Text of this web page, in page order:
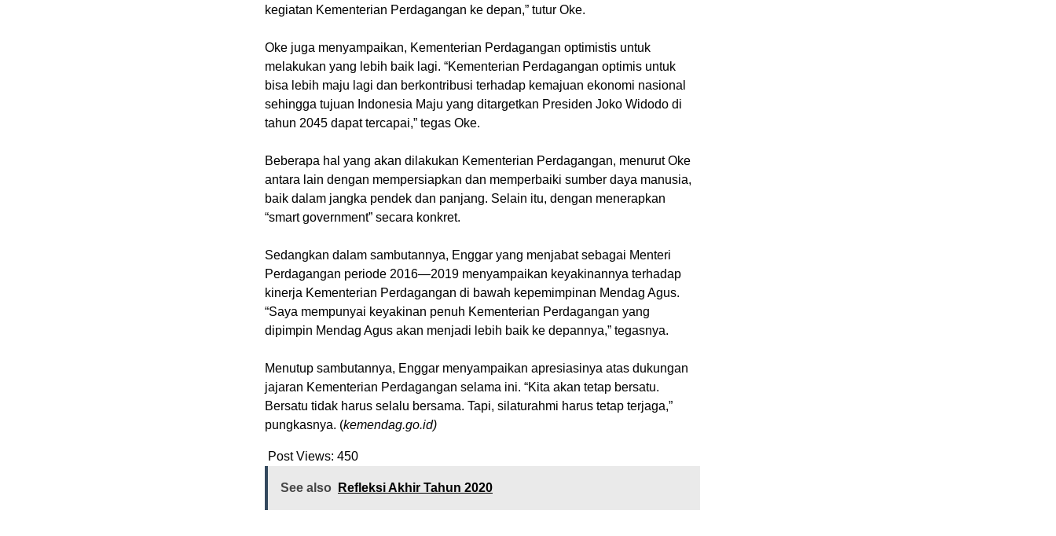
kegiatan Kementerian Perdagangan ke depan,” tutur Oke.
Oke juga menyampaikan, Kementerian Perdagangan optimistis untuk
melakukan yang lebih baik lagi. “Kementerian Perdagangan optimis untuk
bisa lebih maju lagi dan berkontribusi terhadap kemajuan ekonomi nasional
sehingga tujuan Indonesia Maju yang ditargetkan Presiden Joko Widodo di
tahun 2045 dapat tercapai,” tegas Oke.
Beberapa hal yang akan dilakukan Kementerian Perdagangan, menurut Oke
antara lain dengan mempersiapkan dan memperbaiki sumber daya manusia,
baik dalam jangka pendek dan panjang. Selain itu, dengan menerapkan
“smart government” secara konkret.
Sedangkan dalam sambutannya, Enggar yang menjabat sebagai Menteri
Perdagangan periode 2016—2019 menyampaikan keyakinannya terhadap
kinerja Kementerian Perdagangan di bawah kepemimpinan Mendag Agus.
“Saya mempunyai keyakinan penuh Kementerian Perdagangan yang
dipimpin Mendag Agus akan menjadi lebih baik ke depannya,” tegasnya.
Menutup sambutannya, Enggar menyampaikan apresiasinya atas dukungan
jajaran Kementerian Perdagangan selama ini. “Kita akan tetap bersatu.
Bersatu tidak harus selalu bersama. Tapi, silaturahmi harus tetap terjaga,”
pungkasnya. (kemendag.go.id)
Post Views: 450
See also Refleksi Akhir Tahun 2020